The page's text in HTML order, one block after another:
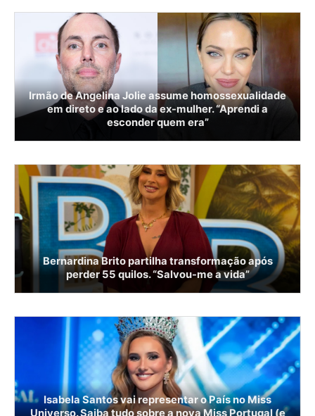
Irmão de Angelina Jolie assume homossexualidade
em direto e ao lado da ex-mulher. “Aprendi a
esconder quem era”
Bernardina Brito partilha transformação após
perder 55 quilos. “Salvou-me a vida”
Isabela Santos vai representar o País no Miss